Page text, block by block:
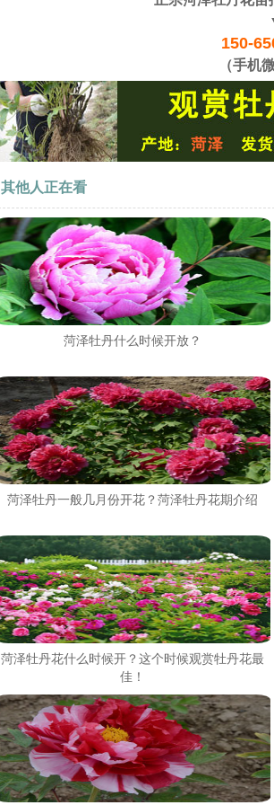
150-
（手机
其他人正在看
菏泽牡丹什么时候开放？
菏泽牡丹一般几月份开花？菏泽牡丹花期介绍
菏泽牡丹花什么时候开？这个时候观赏牡丹花最
佳！